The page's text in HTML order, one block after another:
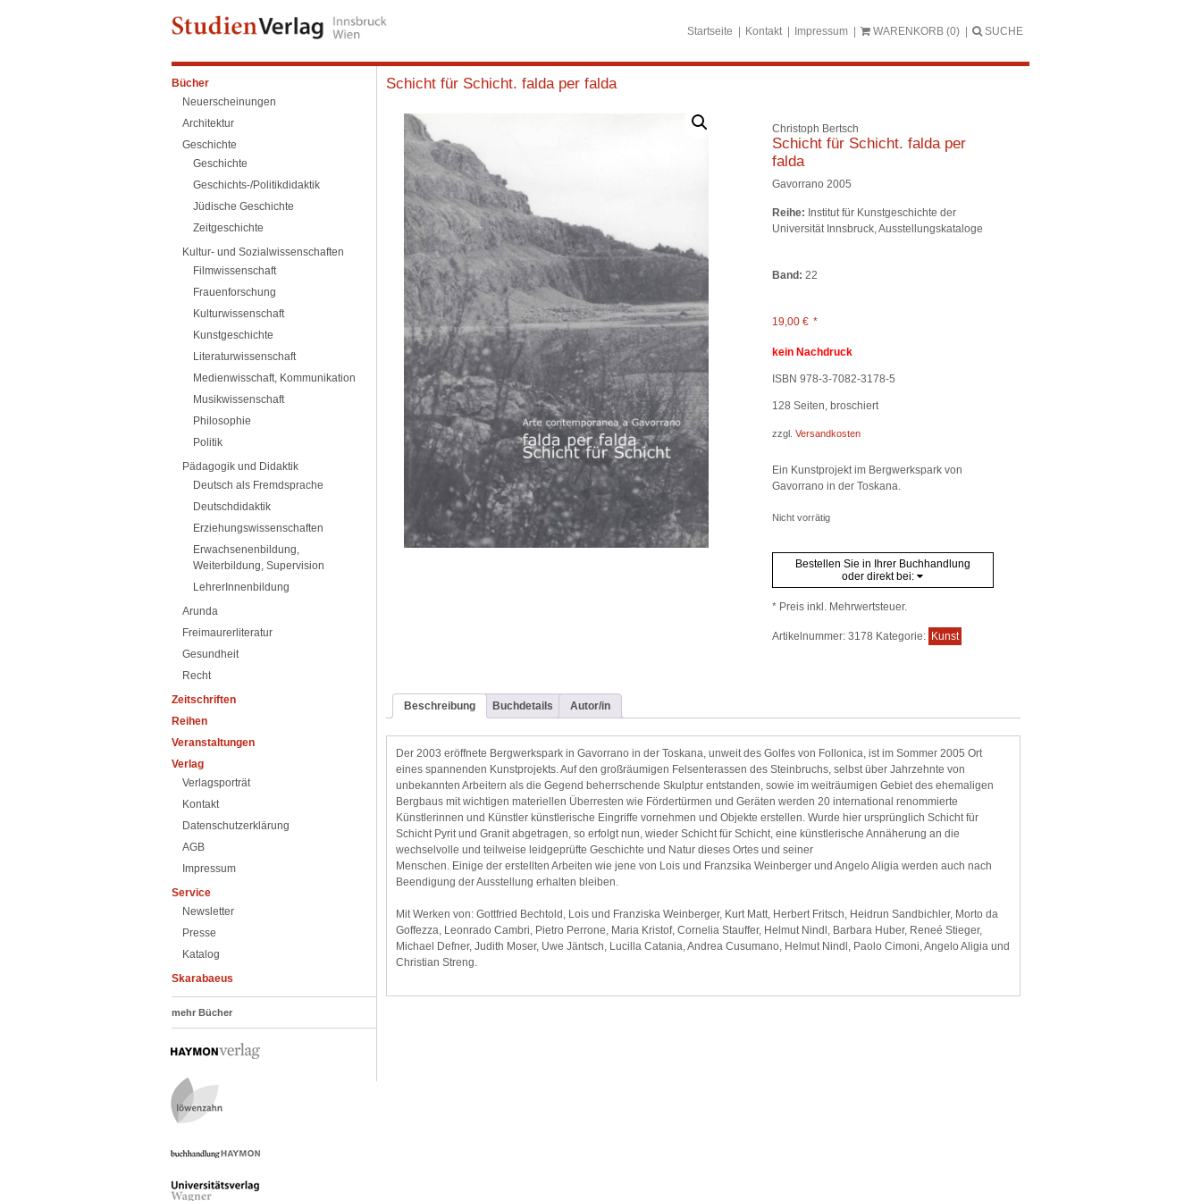
Startseite Kontakt Impressum WARENKORB (0) SUCHE
Bücher
Neuerscheinungen
Architektur
Geschichte
Geschichte
Geschichts-/Politikdidaktik
Jüdische Geschichte
Zeitgeschichte
Kultur- und Sozialwissenschaften
Filmwissenschaft
Frauenforschung
Kulturwissenschaft
Kunstgeschichte
Literaturwissenschaft
Medienwisschaft, Kommunikation
Musikwissenschaft
Philosophie
Politik
Pädagogik und Didaktik
Deutsch als Fremdsprache
Deutschdidaktik
Erziehungswissenschaften
Erwachsenenbildung,
Weiterbildung, Supervision
LehrerInnenbildung
Arunda
Freimaurerliteratur
Gesundheit
Recht
Zeitschriften
Reihen
Veranstaltungen
Verlag
Verlagsporträt
Kontakt
Datenschutzerklärung
AGB
Impressum
Service
Newsletter
Presse
Katalog
Skarabaeus
mehr Bücher
Schicht für Schicht. falda per falda
Christoph Bertsch
Schicht für Schicht. falda per
falda
Gavorrano 2005
Reihe: Institut für Kunstgeschichte der
Universität Innsbruck, Ausstellungskataloge
Band: 22
19,00 € *
kein Nachdruck
ISBN 978-3-7082-3178-5
128 Seiten, broschiert
zzgl. Versandkosten
Ein Kunstprojekt im Bergwerkspark von
Gavorrano in der Toskana.
Nicht vorrätig
Bestellen Sie in Ihrer Buchhandlung
oder direkt bei:
* Preis inkl. Mehrwertsteuer.
Artikelnummer: 3178 Kategorie: Kunst
Beschreibung Buchdetails Autor/in
Der 2003 eröffnete Bergwerkspark in Gavorrano in der Toskana, unweit des Golfes von Follonica, ist im Sommer 2005 Ort
eines spannenden Kunstprojekts. Auf den großräumigen Felsenterassen des Steinbruchs, selbst über Jahrzehnte von
unbekannten Arbeitern als die Gegend beherrschende Skulptur entstanden, sowie im weiträumigen Gebiet des ehemaligen
Bergbaus mit wichtigen materiellen Überresten wie Fördertürmen und Geräten werden 20 international renommierte
Künstlerinnen und Künstler künstlerische Eingriffe vornehmen und Objekte erstellen. Wurde hier ursprünglich Schicht für
Schicht Pyrit und Granit abgetragen, so erfolgt nun, wieder Schicht für Schicht, eine künstlerische Annäherung an die
wechselvolle und teilweise leidgeprüfte Geschichte und Natur dieses Ortes und seiner
Menschen. Einige der erstellten Arbeiten wie jene von Lois und Franzsika Weinberger und Angelo Aligia werden auch nach
Beendigung der Ausstellung erhalten bleiben.
Mit Werken von: Gottfried Bechtold, Lois und Franziska Weinberger, Kurt Matt, Herbert Fritsch, Heidrun Sandbichler, Morto da
Goffezza, Leonrado Cambri, Pietro Perrone, Maria Kristof, Cornelia Stauffer, Helmut Nindl, Barbara Huber, Reneé Stieger,
Michael Defner, Judith Moser, Uwe Jäntsch, Lucilla Catania, Andrea Cusumano, Helmut Nindl, Paolo Cimoni, Angelo Aligia und
Christian Streng.